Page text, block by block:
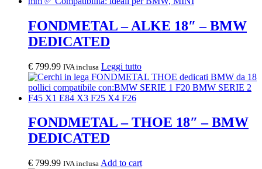
FONDMETAL – ALKE 18″ – BMW
DEDICATED
€ 799.99 IVA inclusa Leggi tutto
FONDMETAL – THOE 18″ – BMW
DEDICATED
€ 799.99 IVA inclusa Add to cart